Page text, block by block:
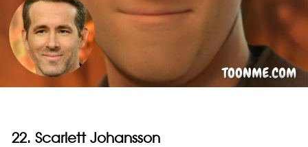
22. Scarlett Johansson